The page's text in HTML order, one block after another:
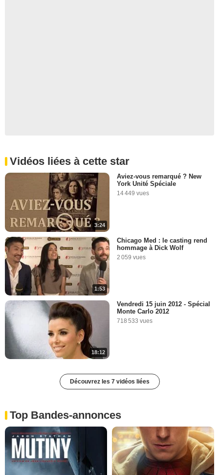
Vidéos liées à cette star
3:24
Aviez-vous remarqué ? New
York Unité Spéciale
14 449 vues
1:53
Chicago Med : le casting rend
hommage à Dick Wolf
2 059 vues
18:12
Vendredi 15 juin 2012 - Spécial
Monte Carlo 2012
718 533 vues
Découvrez les 7 vidéos liées
Top Bandes-annonces